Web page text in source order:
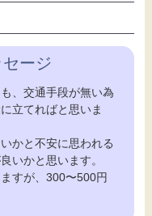
ージ
、交通手段が無い為
立てればと思いま
かと不安に思われる
いかと思います。
すが、300〜500円